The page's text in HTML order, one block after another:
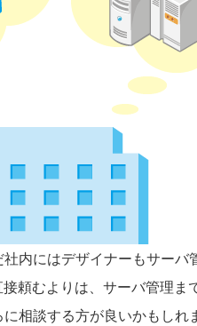
内にはデザイナーもサーバ
頼むよりは、サーバ管理ま
相談する方が良いかもしれ